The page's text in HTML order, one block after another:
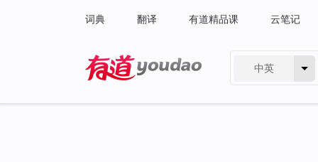
词典 翻译 有道精品课 云笔记
中英